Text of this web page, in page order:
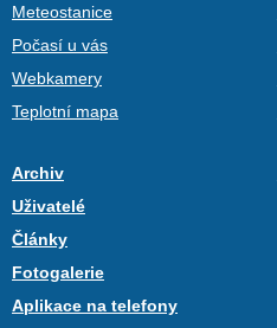
Meteostanice
Počasí u vás
Webkamery
Teplotní mapa
Archiv
Uživatelé
Články
Fotogalerie
Aplikace na telefony